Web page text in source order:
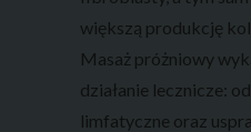
większą produkcję
Masaż próżniowy
działanie lecznicze:
limfatyczne oraz